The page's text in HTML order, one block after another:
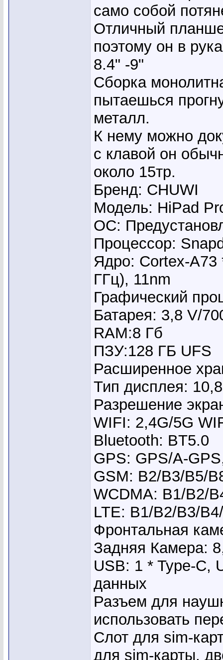
само собой
Отличный
поэтому он в
8.4" -9"
Сборка
пытаешься
металл.
К нему можно
с клавой он
около 15тр.
Бренд: CHUWI
Модель: HiPad
ОС:
Процессор:
Ядро: Cortex-A73
ГГц), 11nm
Графический
Батарея: 3,8 V/
RAM:8 Гб
ПЗУ:128 ГБ UFS
Расширенное
Тип дисплея:
Разрешение
WIFI: 2,4G/5G
Bluetooth: BT5.0
GPS: GPS/A-
GSM: B2/B3/B5/
WCDMA: B1/B2/
LTE: B1/B2/B3/
Фронтальная
Задняя Камера:
USB: 1 * Type-C,
данных
Разъем для
использовать
Слот для sim-
для sim-карты,